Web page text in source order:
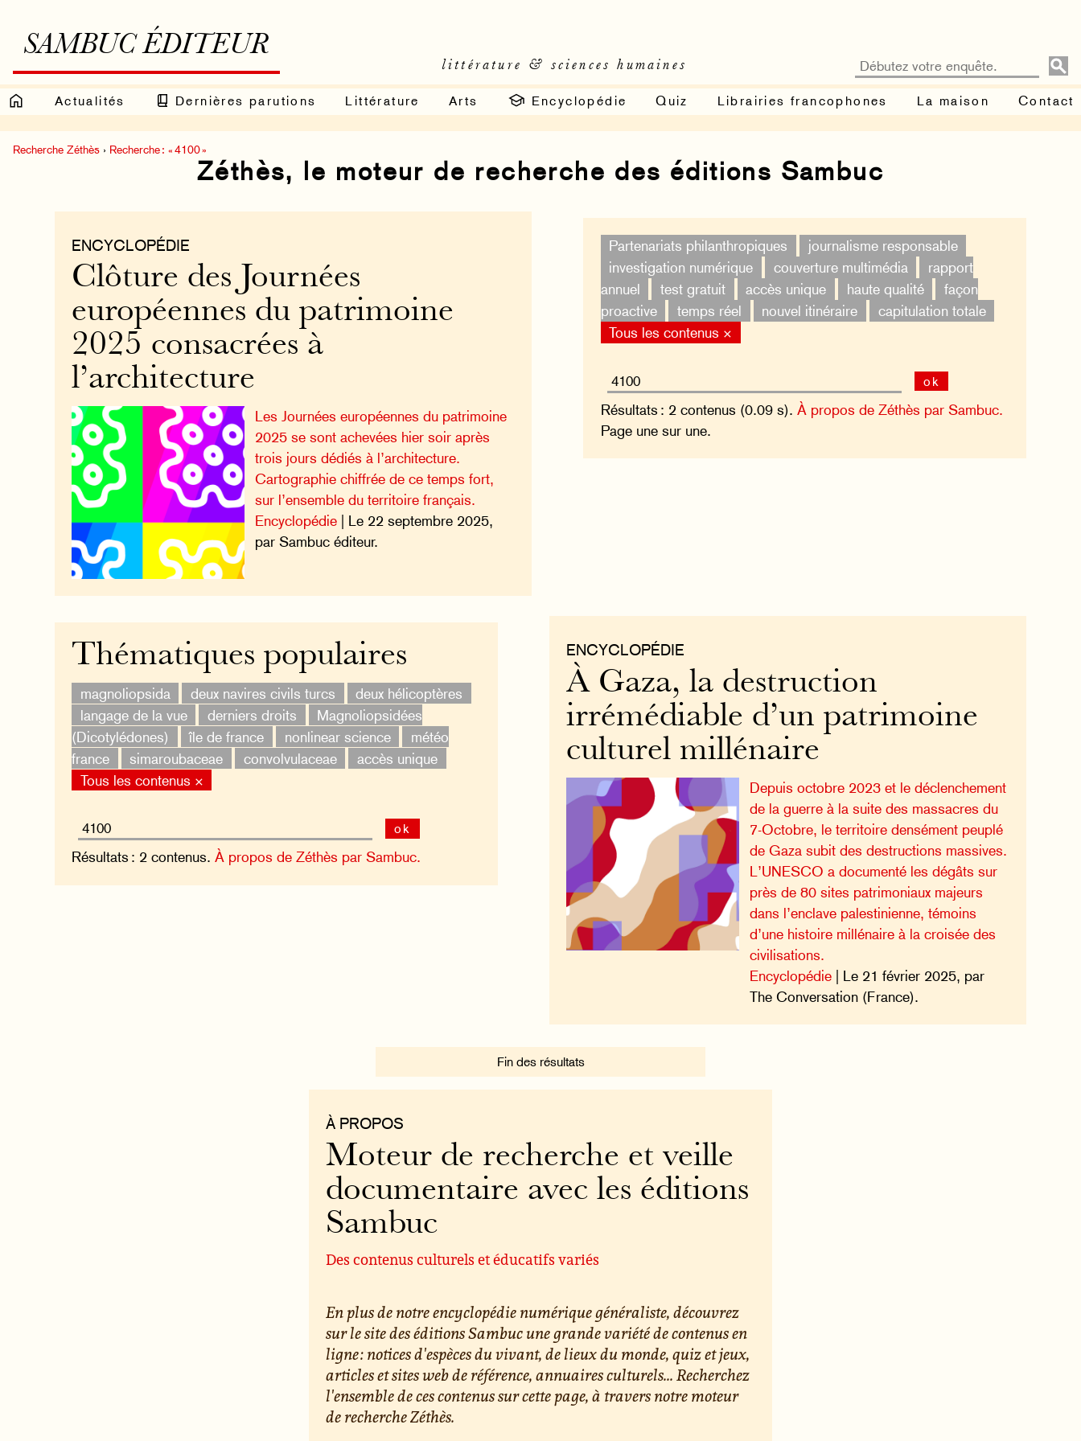
SAMBUC ÉDITEUR
littérature & sciences humaines
Actualités Dernières parutions Littérature Arts Encyclopédie Quiz Librairies francophones La maison Contact
Recherche Zéthès › Recherche : « 4100 »
Zéthès, le moteur de recherche des éditions Sambuc
Partenariats philanthropiques
journalisme responsable
investigation numérique
couverture multimédia
rapport
annuel
test gratuit accès unique haute qualité
façon
proactive
temps réel nouvel itinéraire
capitulation totale
Tous les contenus ×
ok
Résultats : 2 contenus (0.09 s). À propos de Zéthès par Sambuc.
Page une sur une.
ENCYCLOPÉDIE
Clôture des Journées
européennes du patrimoine
2025 consacrées à
l’architecture
Les Journées européennes du patrimoine
2025 se sont achevées hier soir après
trois jours dédiés à l’architecture.
Cartographie chiffrée de ce temps fort,
sur l’ensemble du territoire français.
Encyclopédie | Le 22 septembre 2025,
par Sambuc éditeur.
ENCYCLOPÉDIE
À Gaza, la destruction
irrémédiable d’un patrimoine
culturel millénaire
Depuis octobre 2023 et le déclenchement
de la guerre à la suite des massacres du
7-Octobre, le territoire densément peuplé
de Gaza subit des destructions massives.
L’UNESCO a documenté les dégâts sur
près de 80 sites patrimoniaux majeurs
dans l’enclave palestinienne, témoins
d’une histoire millénaire à la croisée des
civilisations.
Encyclopédie | Le 21 février 2025, par
The Conversation (France).
Thématiques populaires
magnoliopsida deux navires civils turcs
deux hélicoptères
langage de la vue
derniers droits
Magnoliopsidées
(Dicotylédones)
île de france nonlinear science
météo
france
simaroubaceae convolvulaceae
accès unique
Tous les contenus ×
ok
Résultats : 2 contenus. À propos de Zéthès par Sambuc.
Fin des résultats
À PROPOS
Moteur de recherche et veille
documentaire avec les éditions
Sambuc
Des contenus culturels et éducatifs variés
En plus de notre encyclopédie numérique généraliste, découvrez
sur le site des éditions Sambuc une grande variété de contenus en
ligne : notices d'espèces du vivant, de lieux du monde, quiz et jeux,
articles et sites web de référence, annuaires culturels... Recherchez
l'ensemble de ces contenus sur cette page, à travers notre moteur
de recherche Zéthès.